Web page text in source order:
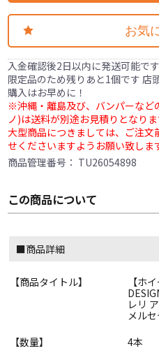
お気
入金確認後2日以内に発送可能です
限定品のため残りあと1個です 店
購入はお早めに！
※沖縄・離島及び、バンパーなど
ノ)は送料が別途お見積りとなりま
大型商品につきましては、ご注
せくださいますようお願い致しま
商品管理番号： TU26054898
この商品について
■商品詳細
【商品タイトル】
【ホ
レリ
メル
【数量】
4本